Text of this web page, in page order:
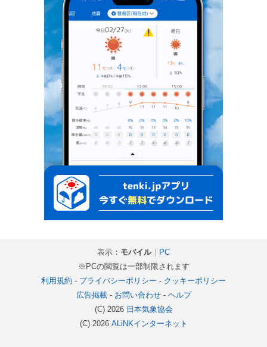
表示： モバイル｜ PC
※PCの閲覧は一部制限されます
利用規約 - プライバシーポリシー - クッキーポリシー
広告掲載- お問い合わせ- ヘルプ
(C) 2026 日本気象協会
(C) 2026 ALiNKインターネット